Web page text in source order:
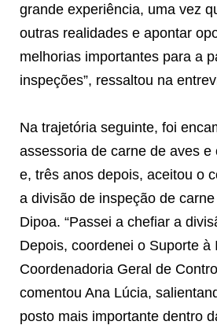
grande experiência, uma vez
outras realidades e apontar
melhorias importantes para a
inspeções”, ressaltou na
Na trajetória seguinte, foi
assessoria de carne de aves e
e, três anos depois, aceitou o
a divisão de inspeção de
Dipoa. “Passei a chefiar a
Depois, coordenei o Suporte à
Coordenadoria Geral de
comentou Ana Lúcia,
posto mais importante dentro